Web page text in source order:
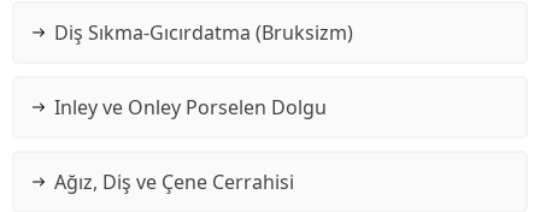
Diş Sıkma-Gıcırdatma (Bruksizm)
Inley ve Onley Porselen Dolgu
Ağız, Diş ve Çene Cerrahisi